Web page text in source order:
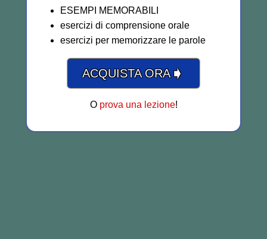
ESEMPI MEMORABILI
esercizi di comprensione orale
esercizi per memorizzare le parole
ACQUISTA ORA➧
O prova una lezione!